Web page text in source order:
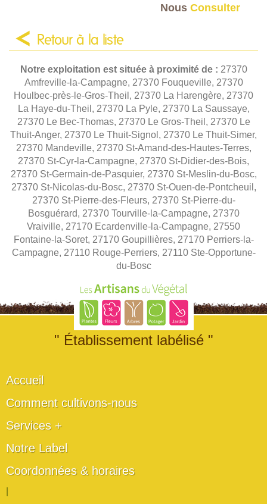
Nous Consulter
Retour à la liste
Notre exploitation est située à proximité de : 27370
Amfreville-la-Campagne, 27370 Fouqueville, 27370
Houlbec-près-le-Gros-Theil, 27370 La Harengère, 27370
La Haye-du-Theil, 27370 La Pyle, 27370 La Saussaye,
27370 Le Bec-Thomas, 27370 Le Gros-Theil, 27370 Le
Thuit-Anger, 27370 Le Thuit-Signol, 27370 Le Thuit-Simer,
27370 Mandeville, 27370 St-Amand-des-Hautes-Terres,
27370 St-Cyr-la-Campagne, 27370 St-Didier-des-Bois,
27370 St-Germain-de-Pasquier, 27370 St-Meslin-du-Bosc,
27370 St-Nicolas-du-Bosc, 27370 St-Ouen-de-Pontcheuil,
27370 St-Pierre-des-Fleurs, 27370 St-Pierre-du-
Bosguérard, 27370 Tourville-la-Campagne, 27370
Vraiville, 27170 Ecardenville-la-Campagne, 27550
Fontaine-la-Soret, 27170 Goupillières, 27170 Perriers-la-
Campagne, 27110 Rouge-Perriers, 27110 Ste-Opportune-
du-Bosc
" Établissement labélisé "
Accueil
Comment cultivons-nous
Services +
Notre Label
Coordonnées & horaires